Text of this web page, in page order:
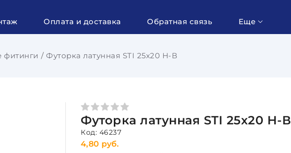
Оплата и доставка Обратная связь Еще
фитинги Футорка латунная STI 25x20 Н-В
Футорка латунная STI 25x20 Н-В
Код: 46237
4,80 руб.